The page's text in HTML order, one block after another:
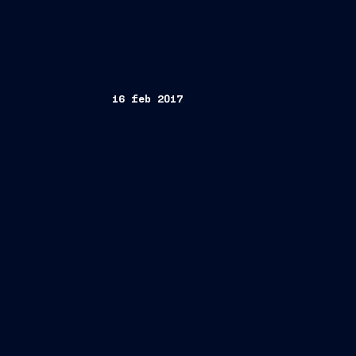
16 feb 2017